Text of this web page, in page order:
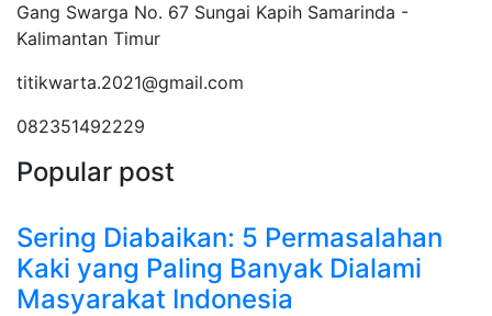
Gang Swarga No. 67 Sungai Kapih Samarinda -
Kalimantan Timur
titikwarta.2021@gmail.com
082351492229
Popular post
Sering Diabaikan: 5 Permasalahan
Kaki yang Paling Banyak Dialami
Masyarakat Indonesia